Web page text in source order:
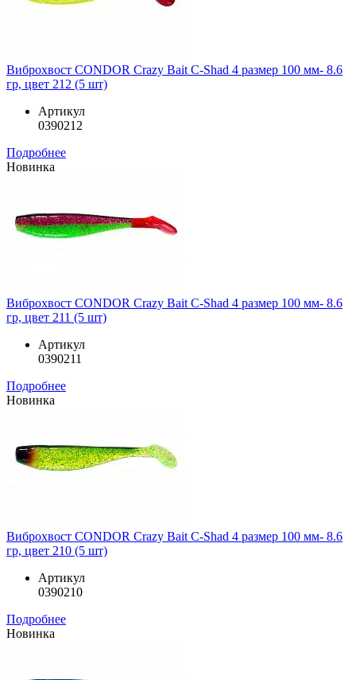
Виброхвост CONDOR Crazy Bait C-Shad 4 размер 100 мм- 8.6
гр, цвет 212 (5 шт)
Артикул
0390212
Подробнее
Новинка
Виброхвост CONDOR Crazy Bait C-Shad 4 размер 100 мм- 8.6
гр, цвет 211 (5 шт)
Артикул
0390211
Подробнее
Новинка
Виброхвост CONDOR Crazy Bait C-Shad 4 размер 100 мм- 8.6
гр, цвет 210 (5 шт)
Артикул
0390210
Подробнее
Новинка